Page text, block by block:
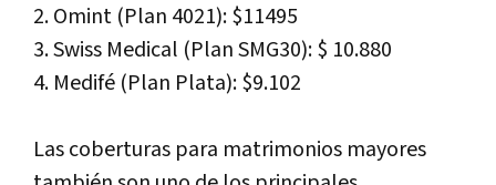
2. Omint (Plan 4021): $11495
3. Swiss Medical (Plan SMG30): $ 10.880
4. Medifé (Plan Plata): $9.102
Las coberturas para matrimonios mayores